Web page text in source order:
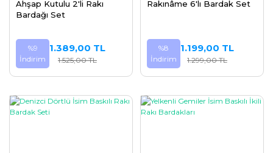
Ahşap Kutulu 2'li Rakı
Bardağı Set
%9
İndirim
1.389,00 TL
1.525,00 TL
Rakınâme 6'lı Bardak Set
%8
İndirim
1.199,00 TL
1.299,00 TL